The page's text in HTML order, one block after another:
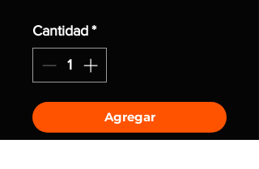
Cantidad *
Agregar